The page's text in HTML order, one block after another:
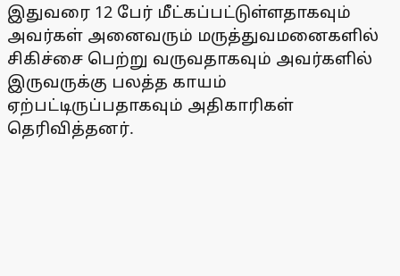
இதுவரை 12 பேர் மீட்கப்பட்டுள்ளதாகவும்
அவர்கள் அனைவரும் மருத்துவமனைகளில்
சிகிச்சை பெற்று வருவதாகவும் அவர்களில்
இருவருக்கு பலத்த காயம்
ஏற்பட்டிருப்பதாகவும் அதிகாரிகள்
தெரிவித்தனர்.